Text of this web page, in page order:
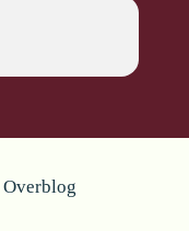
Overblog